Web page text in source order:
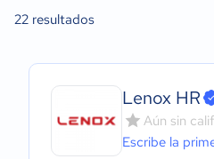
22 resultados
Lenox HR
Aún sin
Escribe la